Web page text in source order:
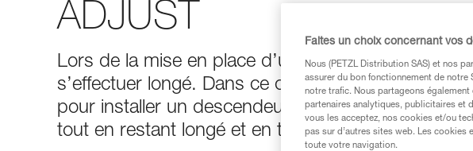
ADJUST
Lors de la mise en place d’un rappel, toutes les
s’effectuer longé. Dans ce conseil technique,
pour installer un descendeur directement sur le
tout en restant longé et en tension sur le relais.
Faites un choix concernant vos
Nous (PETZL Distribution SAS) et nos
assurer du bon fonctionnement de
notre trafic. Nous partageons
partenaires analytiques, publicitaires et
vous les acceptez, nos cookies et/ou
pas sur d’autres sites web. Les
toute votre navigation.